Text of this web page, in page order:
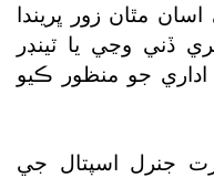
مٿان زور ڀريندا
ڏني وڃي يا ٽينڊر
جو منظور ڪيو
جنرل اسپتال جي